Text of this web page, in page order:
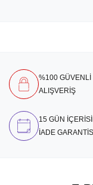
%100 GÜVENLİ
ALIŞVERİŞ
15 GÜN
İADE GARANTİSİ